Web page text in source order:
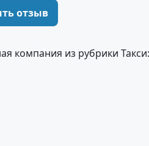
отзыв
компания из рубрики Такси: